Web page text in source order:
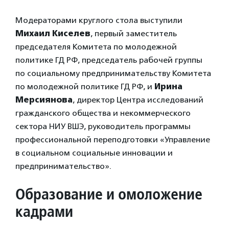
Модераторами круглого стола выступили
Михаил Киселев, первый заместитель
председателя Комитета по молодежной
политике ГД РФ, председатель рабочей группы
по социальному предпринимательству Комитета
по молодежной политике ГД РФ, и Ирина
Мерсиянова, директор Центра исследований
гражданского общества и некоммерческого
сектора НИУ ВШЭ, руководитель программы
профессиональной переподготовки «Управление
в социальном социальные инновации и
предпринимательство».
Образование и омоложение
кадрами